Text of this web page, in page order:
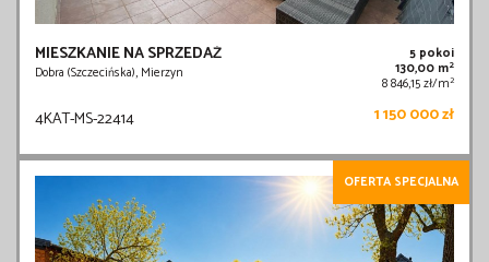
MIESZKANIE NA SPRZEDAŻ
Dobra (Szczecińska), Mierzyn
5 pokoi
130,00 m2
8 846,15 zł/m2
4KAT-MS-22414 1 150 000 zł
OFERTA SPECJALNA